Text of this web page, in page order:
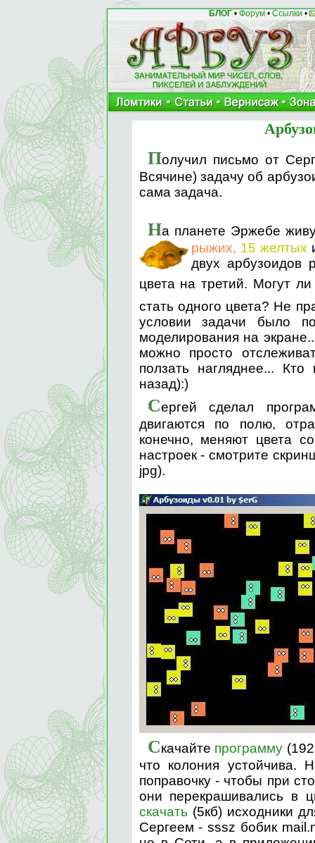
БЛОГ• Форум• Ссылки •
Получил письмо от
Всячине) задачу об
сама задача.
На планете Эржебе
рыжих, 15 желтых
двух арбузоидов
цвета на третий. Могут
стать одного цвета? Не
условии задачи было
моделирования на
можно просто
ползать нагляднее...
назад):)
Сергей сделал
двигаются по полю,
конечно, меняют цвета
настроек - смотрите
jpg).
Скачайте программу
что колония устойчива.
поправочку - чтобы при
они перекрашивались в
скачать (5кб) исходники
Сергеем - sssz бобик